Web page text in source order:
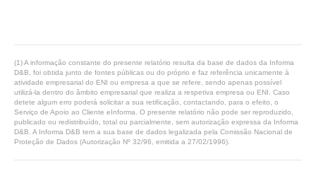
(1) A informação constante do presente relatório resulta da base de dados da Informa
D&B, foi obtida junto de fontes públicas ou do próprio e faz referência unicamente à
atividade empresarial do ENI ou empresa a que se refere, sendo apenas possível
utilizá-la dentro do âmbito empresarial que realiza a respetiva empresa ou ENI. Caso
detete algum erro poderá solicitar a sua retificação, contactando, para o efeito, o
Serviço de Apoio ao Cliente eInforma. O presente relatório não pode ser reproduzido,
publicado ou redistribuído, total ou parcialmente, sem autorização expressa da Informa
D&B. A Informa D&B tem a sua base de dados legalizada pela Comissão Nacional de
Proteção de Dados (Autorização Nº 32/96, emitida a 27/02/1996).